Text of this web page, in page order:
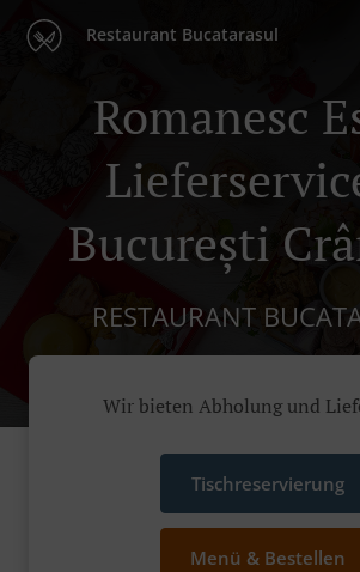
Restaurant Bucatarasul
Romanesc
București
RESTAURANT
Wir bieten Abholung und
Tischreservierung
Menü & Bestellen